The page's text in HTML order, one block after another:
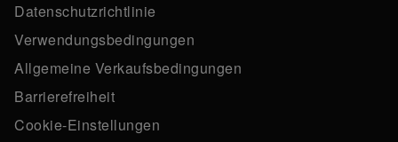
Datenschutzrichtlinie
Verwendungsbedingungen
Allgemeine Verkaufsbedingungen
Barrierefreiheit
Cookie-Einstellungen